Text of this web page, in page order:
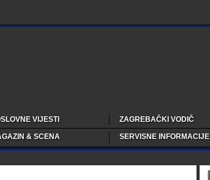
VIJESTI
ZAGREBAČKI VODIČ
& SCENA SERVISNE INFORMACIJE